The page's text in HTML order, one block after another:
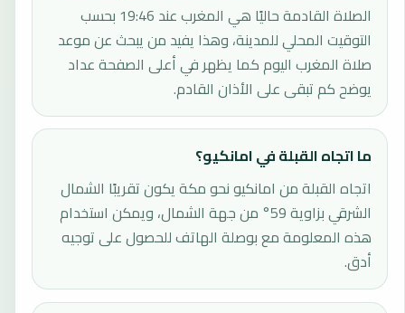
الصلاة القادمة حاليًا هي المغرب عند 19:46 بحسب
التوقيت المحلي للمدينة، وهذا يفيد من يبحث عن موعد
صلاة المغرب اليوم كما يظهر في أعلى الصفحة عداد
يوضح كم تبقى على الأذان القادم.
ما اتجاه القبلة في امانكيو؟
اتجاه القبلة من امانكيو نحو مكة يكون تقريبًا الشمال
الشرقي بزاوية 59° من جهة الشمال، ويمكن استخدام
هذه المعلومة مع بوصلة الهاتف للحصول على توجيه
أدق.